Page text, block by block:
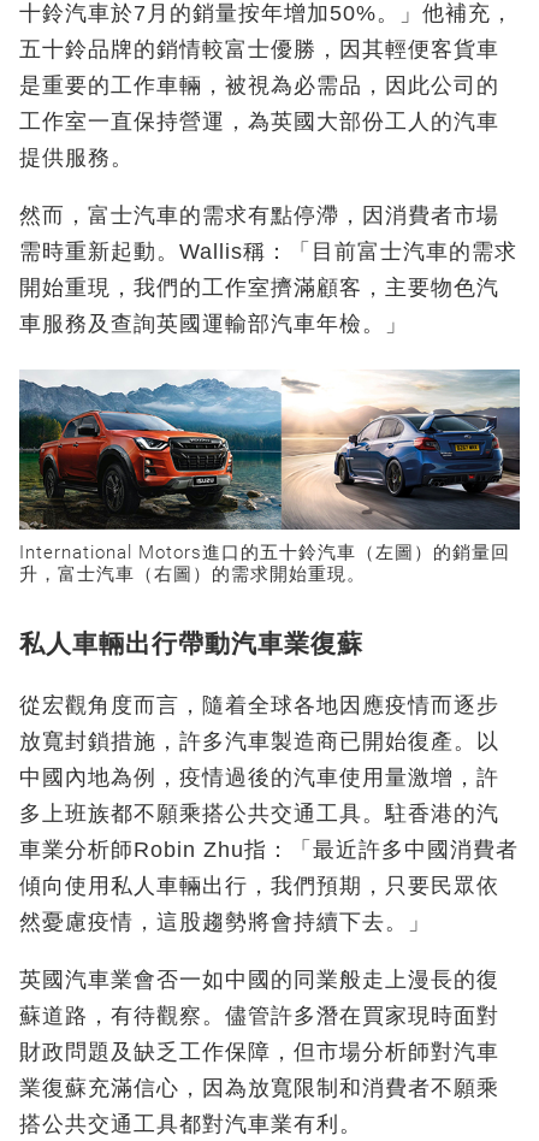
十鈴汽車於7月的銷量按年增加50%。」他補充，
五十鈴品牌的銷情較富士優勝，因其輕便客貨車
是重要的工作車輛，被視為必需品，因此公司的
工作室一直保持營運，為英國大部份工人的汽車
提供服務。
然而，富士汽車的需求有點停滯，因消費者市場
需時重新起動。Wallis稱：「目前富士汽車的需求
開始重現，我們的工作室擠滿顧客，主要物色汽
車服務及查詢英國運輸部汽車年檢。」
International Motors進口的五十鈴汽車（左圖）的銷量回
升，富士汽車（右圖）的需求開始重現。
私人車輛出行帶動汽車業復蘇
從宏觀角度而言，隨着全球各地因應疫情而逐步
放寬封鎖措施，許多汽車製造商已開始復產。以
中國內地為例，疫情過後的汽車使用量激增，許
多上班族都不願乘搭公共交通工具。駐香港的汽
車業分析師Robin Zhu指：「最近許多中國消費者
傾向使用私人車輛出行，我們預期，只要民眾依
然憂慮疫情，這股趨勢將會持續下去。」
英國汽車業會否一如中國的同業般走上漫長的復
蘇道路，有待觀察。儘管許多潛在買家現時面對
財政問題及缺乏工作保障，但市場分析師對汽車
業復蘇充滿信心，因為放寬限制和消費者不願乘
搭公共交通工具都對汽車業有利。